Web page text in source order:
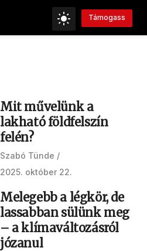
Támogass
Mit művelünk a
lakható földfelszín
felén?
Szabó Tünde
2025. október 22.
Melegebb a légkör, de
lassabban sülünk meg
– a klímaváltozásról
józanul